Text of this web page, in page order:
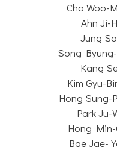
Cha Woo-
Ahn Ji-
Jung
Song
Kang
Kim Gyu-
Hong Sung-
Park Ju-
Hong
Bae Jae-